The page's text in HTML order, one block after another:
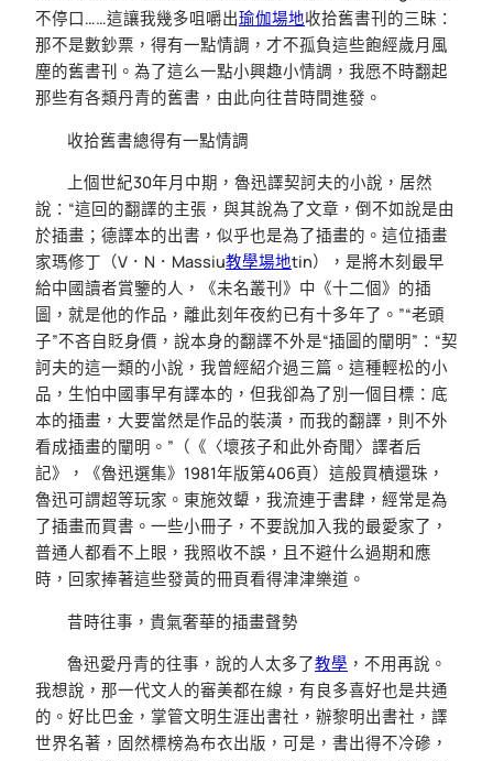
不停口……這讓我幾多咀嚼出瑜伽場地收拾舊書刊的三昧：
那不是數鈔票，得有一點情調，才不孤負這些飽經歲月風
塵的舊書刊。為了這么一點小興趣小情調，我愿不時翻起
那些有各類丹青的舊書，由此向往昔時間進發。
收拾舊書總得有一點情調
上個世紀30年月中期，魯迅譯契訶夫的小說，居然
說：“這回的翻譯的主張，與其說為了文章，倒不如說是由
於插畫；德譯本的出書，似乎也是為了插畫的。這位插畫
家瑪修丁（V．N．Massiu教學場地tin），是將木刻最早
給中國讀者賞鑒的人，《未名叢刊》中《十二個》的插
圖，就是他的作品，離此刻年夜約已有十多年了。”“老頭
子”不吝自貶身價，說本身的翻譯不外是“插圖的闡明”：“契
訶夫的這一類的小說，我曾經紹介過三篇。這種輕松的小
品，生怕中國事早有譯本的，但我卻為了別一個目標：底
本的插畫，大要當然是作品的裝潢，而我的翻譯，則不外
看成插畫的闡明。”（《〈壞孩子和此外奇聞〉譯者后
記》，《魯迅選集》1981年版第406頁）這般買櫝還珠，
魯迅可謂超等玩家。東施效顰，我流連于書肆，經常是為
了插畫而買書。一些小冊子，不要說加入我的最愛家了，
普通人都看不上眼，我照收不誤，且不避什么過期和應
時，回家捧著這些發黃的冊頁看得津津樂道。
昔時往事，貴氣奢華的插畫聲勢
魯迅愛丹青的往事，說的人太多了教學 ，不用再說。
我想說，那一代文人的審美都在線，有良多喜好也是共通
的。好比巴金，掌管文明生涯出書社，辦黎明出書社，譯
世界名著，固然標榜為布衣出版，可是，書出得不冷磣，